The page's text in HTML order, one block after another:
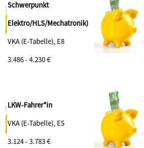
Schwerpunkt
Elektro/HLS/Mechatronik)
VKA (E-Tabelle), E8
3.486 - 4.230 €
LKW-Fahrer*in
VKA (E-Tabelle), E5
3.124 - 3.783 €